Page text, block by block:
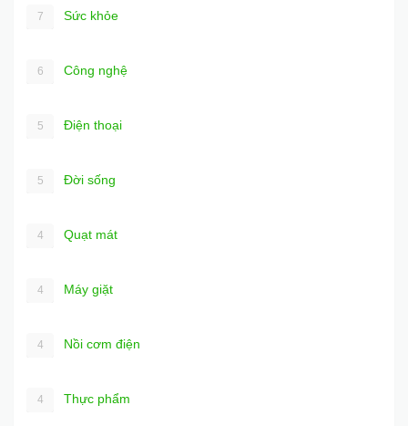
7 Sức khỏe
6 Công nghệ
5 Điện thoại
5 Đời sống
4 Quạt mát
4 Máy giặt
4 Nồi cơm điện
4 Thực phẩm